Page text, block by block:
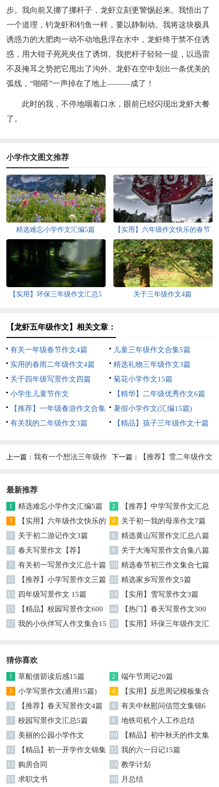
步。我向前又挪了挪杆子，龙虾立刻更警惕起来。我悟出了
一个道理，钓龙虾和钓鱼一样，要以静制动。我将这块极具
诱惑力的大肥肉一动不动地悬浮在水中，龙虾终于禁不住诱
惑，用大钳子死死夹住了诱饵。我把杆子轻轻一提，以迅雷
不及掩耳之势把它甩出了沟外。龙虾在空中划出一条优美的
弧线，“啪嗒”一声掉在了地上———成了！
此时的我，不停地咽着口水，眼前已经闪现出龙虾大餐
了。
小学作文图文推荐
精选难忘小学作文汇编5篇
【实用】六年级作文快乐的春节
作文9篇
【实用】环保三年级作文汇总5
关于三年级作文4篇
【龙虾五年级作文】相关文章：
有关一年级春节作文4篇
儿童三年级作文合集5篇
实用的春雨二年级作文4篇
精选礼物三年级作文3篇
关于四年级写景作文四篇
菊花小学作文15篇
小学生儿童节作文
【精华】二年级优秀作文6篇
【推荐】一年级春游作文合集
九篇
暑假小学作文(汇编15篇)
有关我的二年级作文3篇
【精品】孩子三年级作文十篇
上一篇：我有一个想法三年级作 下一篇： 【推荐】雪二年级作文
最新推荐
1 精选难忘小学作文汇编5篇 2
【推荐】中学写景作文汇总
7篇
3
【实用】六年级作文快乐的
春节作文9篇
4 关于初一我的母亲作文7篇
5 关于初二游记作文3篇 6 精选黄山写景作文汇总八篇
7 春天写景作文【荐】 8 关于大海写景作文合集八篇
9 有关初一写景作文汇总十篇 10 精选春节初三作文集合七篇
11 【推荐】小学写景作文三篇 12 精选家乡写景作文5篇
13 四年级写景作文 15篇 14 【实用】雪写景作文3篇
15
【精品】校园写景作文600
字3篇
16
【热门】春天写景作文300
字10篇
17
我的小伙伴写人作文集合15
18
【实用】环保三年级作文汇
猜你喜欢
1 草船借箭读后感15篇 2 端午节周记20篇
3 小学写景作文(通用15篇) 4
【实用】反思周记模板集合
9篇
5 【推荐】春天写景作文4篇 6
有关中秋慰问信范文集锦6
篇
7 校园写景作文汇总5篇 8 地铁司机个人工作总结
9 美丽的公园小学作文 10
【精品】初中秋天的作文集
合八篇
11
【精品】初一开学作文锦集
6篇
12 我的六一日记15篇
13 购房合同 14 教学计划
15 求职文书 16 月总结